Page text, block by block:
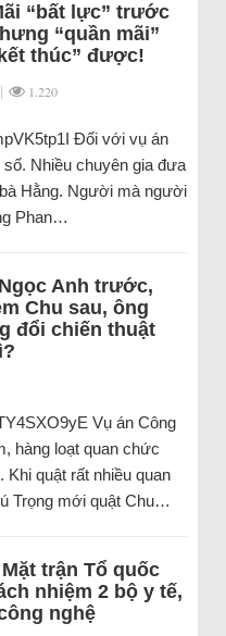
“bất lực” trước
“quần mãi”
thúc” được!
| 1.220
Đối với vụ án
Nhiều chuyên gia đưa
Hằng. Người mà người
Phan…
Anh trước,
Chu sau, ông
đổi chiến thuật
Vụ án Công
hàng loạt quan chức
quật rất nhiều quan
Trọng mới quật Chu…
trận Tổ quốc
nhiệm 2 bộ y tế,
nghệ